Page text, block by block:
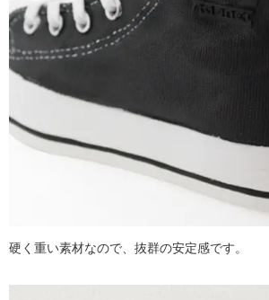
硬く重い素材なので、抜群の安定感です。